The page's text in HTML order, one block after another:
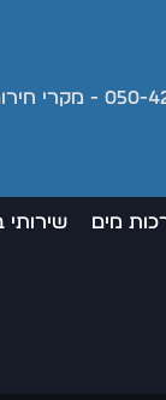
מים שירותי